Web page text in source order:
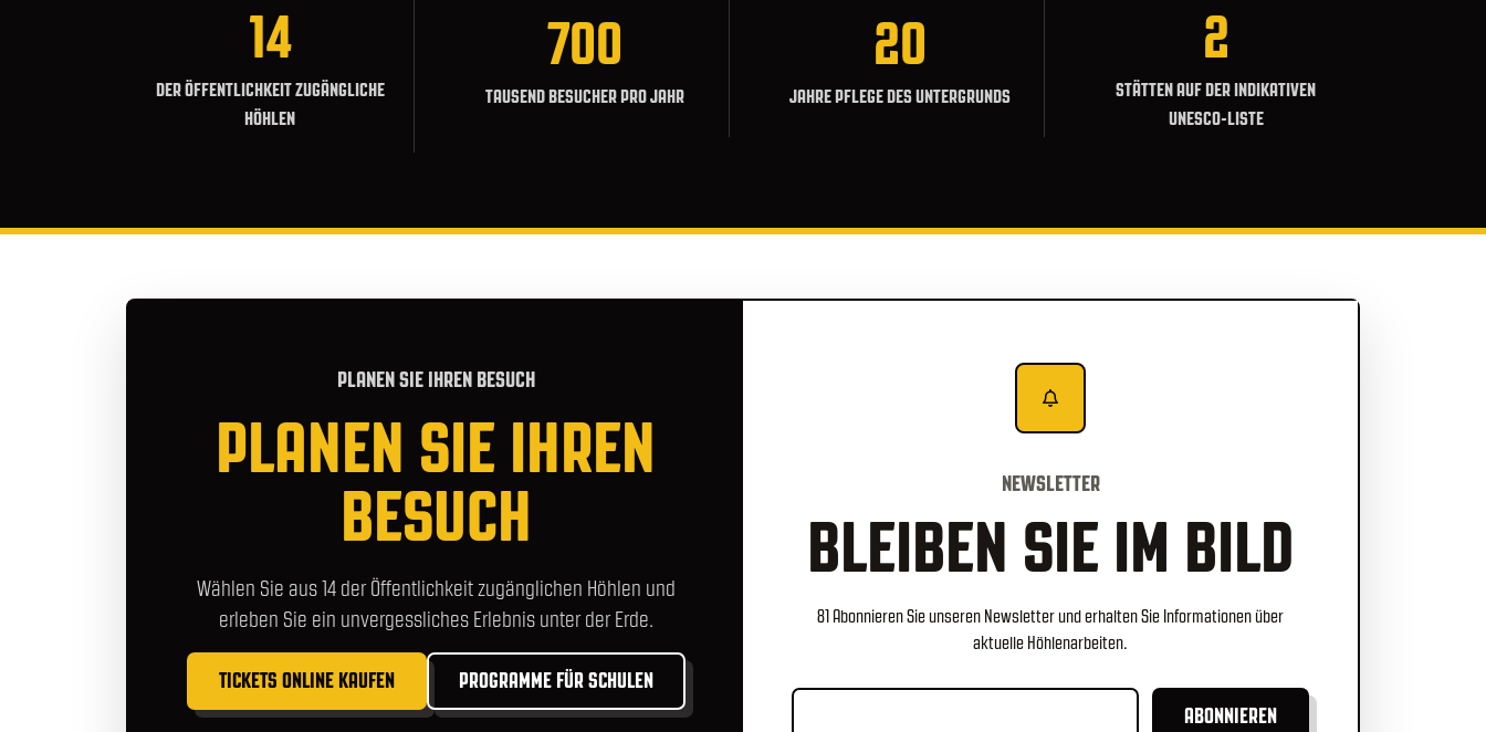
14
DER ÖFFENTLICHKEIT ZUGÄNGLICHE
HÖHLEN
700
TAUSEND BESUCHER PRO JAHR
20
JAHRE PFLEGE DES UNTERGRUNDS
2
STÄTTEN AUF DER INDIKATIVEN
UNESCO-LISTE
PLANEN SIE IHREN BESUCH
PLANEN SIE IHREN
BESUCH
Wählen Sie aus 14 der Öffentlichkeit zugänglichen Höhlen und
erleben Sie ein unvergessliches Erlebnis unter der Erde.
TICKETS ONLINE KAUFEN PROGRAMME FÜR SCHULEN
NEWSLETTER
BLEIBEN SIE IM BILD
81 Abonnieren Sie unseren Newsletter und erhalten Sie Informationen über
aktuelle Höhlenarbeiten.
ABONNIEREN